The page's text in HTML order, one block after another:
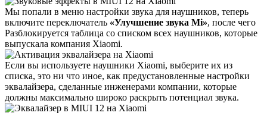
Мы попали в меню настройки звука для наушников, теперь
включите переключатель «Улучшение звука Mi», после чего
Разблокируется таблица со списком всех наушников, которые
выпускала компания Xiaomi.
Если вы используете наушники Xiaomi, выберите их из
списка, это ни что иное, как предустановленные настройки
эквалайзера, сделанные инженерами компании, которые
должны максимально широко раскрыть потенциал звука.